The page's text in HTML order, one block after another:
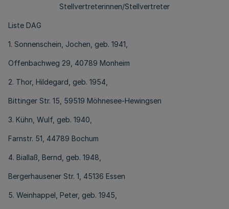
Stellvertreterinnen/Stellvertreter
Liste DAG
1. Sonnenschein, Jochen, geb. 1941,
Offenbachweg 29, 40789 Monheim
2. Thor, Hildegard, geb. 1954,
Bittinger Str. 15, 59519 Möhnesee-Hewingsen
3. Kühn, Wulf, geb. 1940,
Farnstr. 51, 44789 Bochum
4. Biallaß, Bernd, geb. 1948,
Bergerhausener Str. 1, 45136 Essen
5. Weinhappel, Peter, geb. 1945,